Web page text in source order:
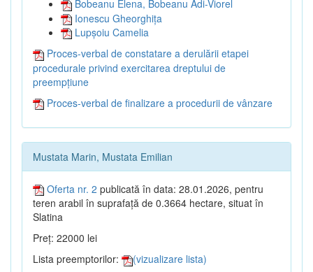
Bobeanu Elena, Bobeanu Adi-Viorel
Ionescu Gheorghița
Lupșoiu Camelia
Proces-verbal de constatare a derulării etapei
procedurale privind exercitarea dreptului de
preempțiune
Proces-verbal de finalizare a procedurii de vânzare
Mustata Marin, Mustata Emilian
Oferta nr. 2 publicată în data: 28.01.2026, pentru
teren arabil în suprafață de 0.3664 hectare, situat în
Slatina
Preț: 22000 lei
Lista preemptorilor:
(vizualizare lista)